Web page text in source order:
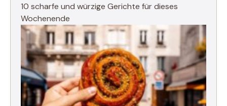
10 scharfe und würzige Gerichte für dieses
Wochenende